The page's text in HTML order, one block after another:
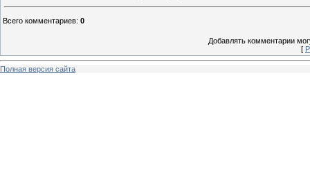
Всего комментариев: 0
Добавлять комментарии
[
Полная версия сайта